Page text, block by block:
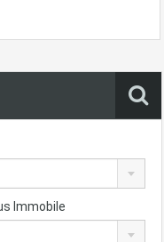
Immobile